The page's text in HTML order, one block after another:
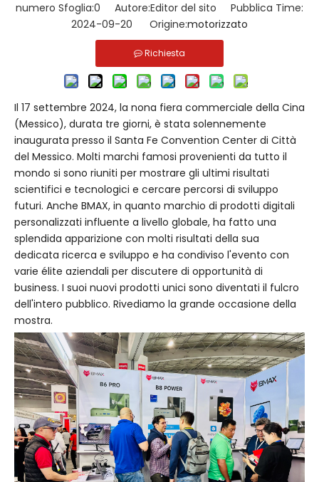
numero Sfoglia:0 Autore:Editor del sito Pubblica Time:
2024-09-20 Origine:motorizzato
Richiesta
Il 17 settembre 2024, la nona fiera commerciale della Cina
(Messico), durata tre giorni, è stata solennemente
inaugurata presso il Santa Fe Convention Center di Città
del Messico. Molti marchi famosi provenienti da tutto il
mondo si sono riuniti per mostrare gli ultimi risultati
scientifici e tecnologici e cercare percorsi di sviluppo
futuri. Anche BMAX, in quanto marchio di prodotti digitali
personalizzati influente a livello globale, ha fatto una
splendida apparizione con molti risultati della sua
dedicata ricerca e sviluppo e ha condiviso l'evento con
varie élite aziendali per discutere di opportunità di
business. I suoi nuovi prodotti unici sono diventati il ​​fulcro
dell'intero pubblico. Rivediamo la grande occasione della
mostra.